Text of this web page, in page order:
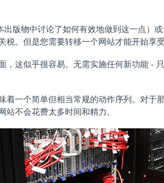
版物中讨论了如何有效地做到这一点）
。但是您需要转移一个网站才能开始享
，这似乎很容易。无需实施任何新功能 -
一个简单但相当常规的动作序列。对于
不会花费太多时间和精力。